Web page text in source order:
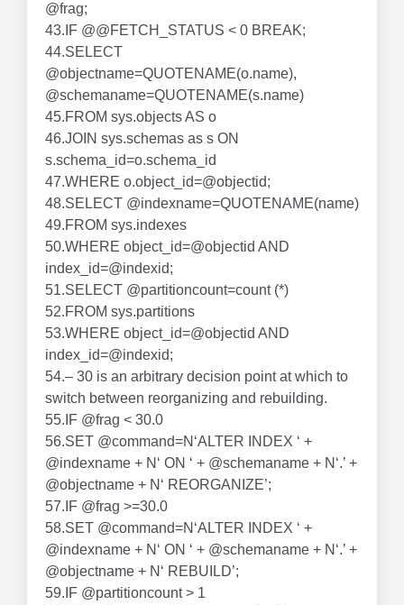
@frag;
43.IF @@FETCH_STATUS < 0 BREAK;
44.SELECT
@objectname=QUOTENAME(o.name),
@schemaname=QUOTENAME(s.name)
45.FROM sys.objects AS o
46.JOIN sys.schemas as s ON
s.schema_id=o.schema_id
47.WHERE o.object_id=@objectid;
48.SELECT @indexname=QUOTENAME(name)
49.FROM sys.indexes
50.WHERE object_id=@objectid AND
index_id=@indexid;
51.SELECT @partitioncount=count (*)
52.FROM sys.partitions
53.WHERE object_id=@objectid AND
index_id=@indexid;
54.– 30 is an arbitrary decision point at which to
switch between reorganizing and rebuilding.
55.IF @frag < 30.0
56.SET @command=N‘ALTER INDEX ‘ +
@indexname + N‘ ON ‘ + @schemaname + N‘.’ +
@objectname + N‘ REORGANIZE’;
57.IF @frag >=30.0
58.SET @command=N‘ALTER INDEX ‘ +
@indexname + N‘ ON ‘ + @schemaname + N‘.’ +
@objectname + N‘ REBUILD’;
59.IF @partitioncount > 1